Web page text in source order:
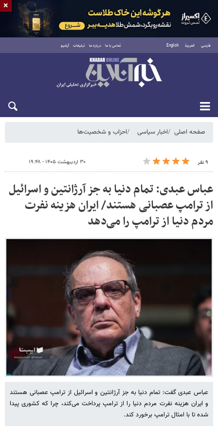
فارسی العربية English تماس با ما درباره ما تبلیغات آرشیو
شنبه ۱۷ مرداد ۱۴۰۵
صفحه اصلی اخبار سیاسی احزاب و شخصیت‌ها
۹ نفر ۳۰ اردیبهشت ۱۴۰۵ - ۱۹:۴۸
عباس عبدی: تمام دنیا به جز آرژانتین و اسرائیل
از ترامپ عصبانی هستند/ ایران هزینه نفرت
مردم دنیا از ترامپ را می‌دهد
عباس عبدی گفت: تمام دنیا به جز آرژانتین و اسرائیل از ترامپ عصبانی هستند
و ایران هزینه نفرت مردم دنیا را از ترامپ پرداخت می‌کند، چرا که کشوری پیدا
شده تا با امثال ترامپ برخورد کند.
×